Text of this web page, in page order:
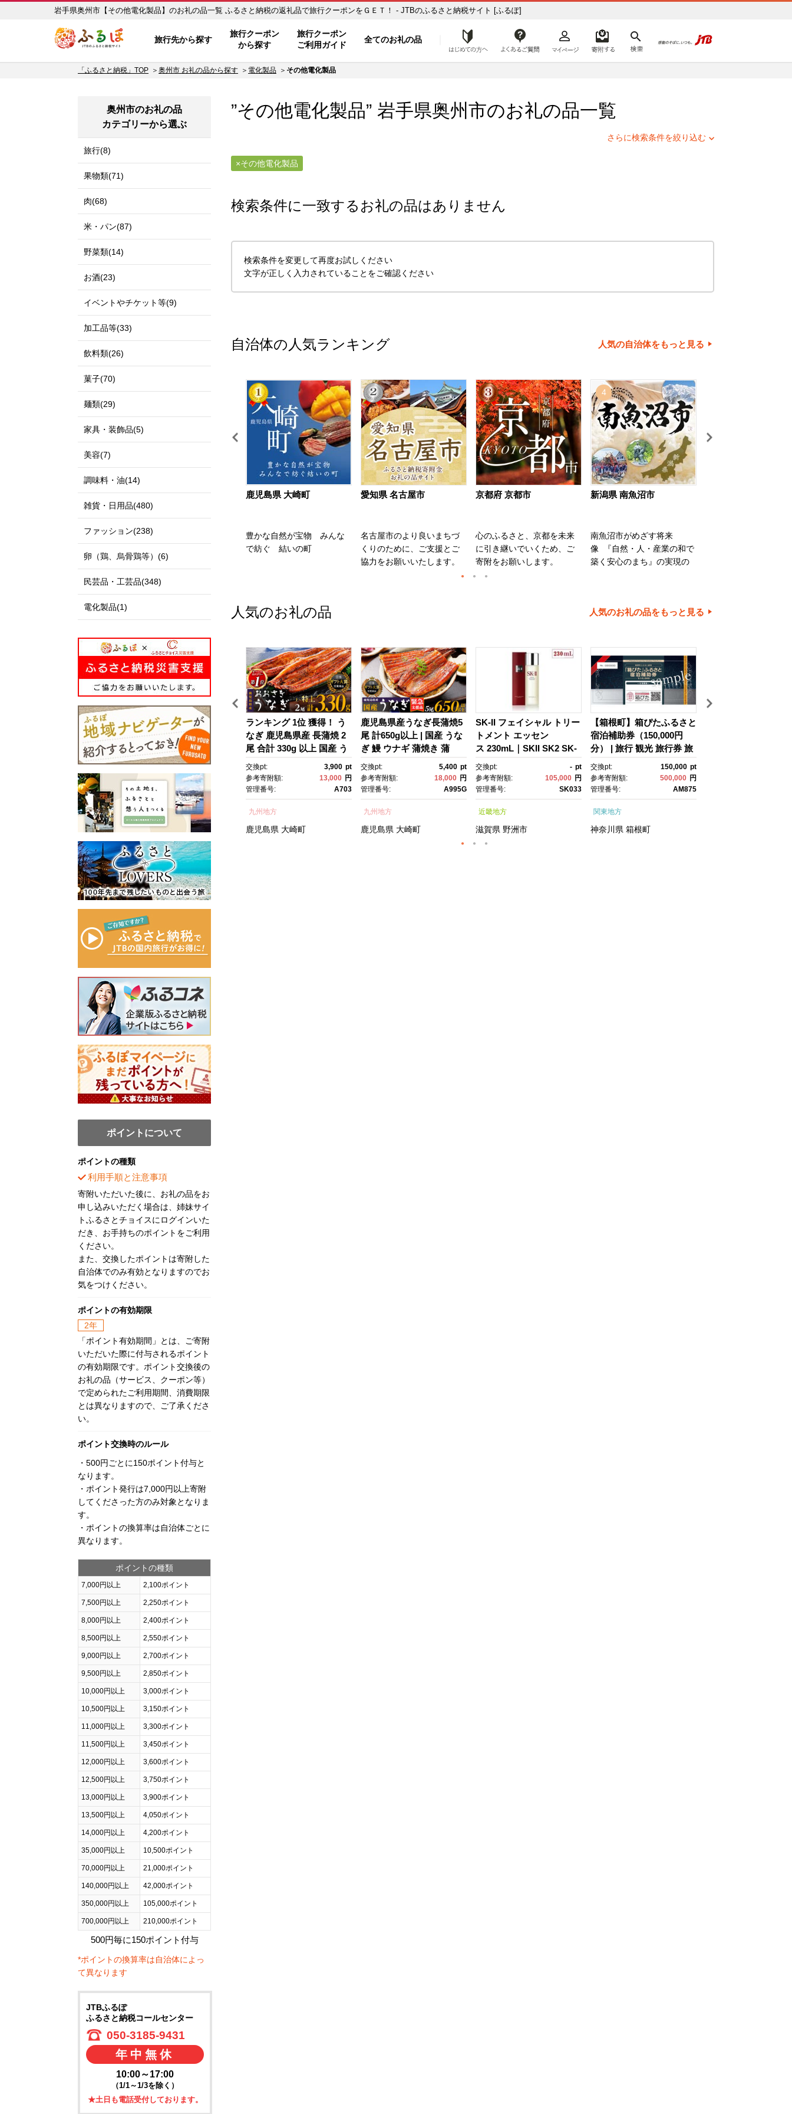
岩手県奥州市【その他電化製品】のお礼の品一覧 ふるさと納税の返礼品で旅行クーポンをＧＥＴ！ - JTBのふるさと納税サイト [ふるぽ]
旅行先から探す
旅行クーポン
から探す
旅行クーポン
ご利用ガイド
全てのお礼の品 はじめての方へ
「ふるさと納税」TOP 奥州市 お礼の品から探す 電化製品 その他電化製品
”その他電化製品” 岩手県奥州市のお礼の品一覧
さらに検索条件を絞り込む
その他電化製品
検索条件に一致するお礼の品はありません
検索条件を変更して再度お試しください
文字が正しく入力されていることをご確認ください
自治体の人気ランキング 人気の自治体をもっと見る
私たちのまち北栄町は、鳥
口約14,000人の町です。
松の景色が美しい北条砂丘
を望む黒ぼく地帯の丘陵地
この豊かな自然環境を生か
し、スイカ、ぶどう、らっ
きょう、長芋などさまざま
な魅力ある農産物が生み出
また、漫画「名探偵コナ
ン」の作者である青山剛昌
氏の出身地であり、駅構内
に「名探偵コナン」の装飾
良駅）や青山氏の思い出の
所蔵物や作品が展示された
青山剛昌ふるさと館をはじ
め、駅から青山剛昌ふるさ
と館までの約1.4kmを「コナ
ン通り」と名付け、キャラ
クターのブロンズ像やカラ
ーオブジェが点在するなど
「名探偵コナンに会えるま
ち」づくりを進めていま
町を応援していただけるみ
なさまと一緒に持続可能な
まちづくりを進めていきま
みなさまの応援をよろしく
12
島根県 出雲市
出雲市は、「神話の國出
とともに、出雲大社、荒神
歴史・文化遺産と、日本
「元気な出雲、活力のある
出雲、笑顔の絶えない出
雲」をモットーに、全国に
誇れる都市づくり、愛着と
誇りが持てる故郷づくりを
展開しています。
出雲市では、出雲市の発展
を願う郷土出身の方々や、
出雲市に心を寄せていただ
く全国のみなさまから、広
いただいたご寄附は「日本
の心のふるさと出雲応援基
金」に積み立て、次年度以
降に、指定された使途に基
づき、出雲の観光や産業、
福祉、教育、環境など幅広
い分野の事業に活用させて
いただきます。
このふるさと寄附をきっか
けに、全国のみなさまとた
くさんのご縁を結びたいと
願っています。ぜひ、この
機会に出雲市への温かいご
支援をよろしくお願いいた
鹿児島県 大崎町
豊かな自然が宝物 みんな
で紡ぐ 結いの町
愛知県 名古屋市
名古屋市のより良いまちづ
くりのために、ご支援とご
協力をお願いいたします。
京都府 京都市
心のふるさと、京都を未来
に引き継いでいくため、ご
寄附をお願いします。
4
新潟県 南魚沼市
南魚沼市がめざす将来
像 『自然・人・産業の和で
築く安心のまち』の実現の
す。
人気のお礼の品 人気のお礼の品をもっと見る
うなぎ 鹿児島県産 長蒲
焼 4尾 合計 660g 以上 国
産 うなぎ 鰻 ウナギ 蒲焼
き 蒲焼 かばやき 魚 魚
介 魚貝 海鮮 うな重 ひつ
まぶし 蒲焼 訳あり ギフ
ト 人気 おすすめ 鹿児島
県 大崎町 大隅半島 鰻 う
なぎ ウナギ 鰻 人気 ウナ
ギ うなぎ おすすめ ランキ
ング うなぎ おいし
い unagi うなぎ 【うなぎ
ぎ unagi 鰻 ウナギ うなぎ
6,600 pt
22,000
A702-NT
【テーラー神谷】 オーダ
ー洋服御誂え券
交換pt:
参考寄附額:
1,000,000
管理番号:
中部地方
愛知県 名古屋市
ランキング 1位 獲得！ う
なぎ 鹿児島県産 長蒲焼 2
尾 合計 330g 以上 国産 う
なぎ 鰻 ウナギ 蒲焼き 蒲
焼 かばやき 魚 魚介 魚
貝 海鮮 うな重 ひつまぶ
気 おすすめ 鹿児島県 大崎
町 大隅半島 A703
交換pt: 3,900 pt
参考寄附額:
13,000 円
管理番号:
A703
九州地方
鹿児島県 大崎町
鹿児島県産うなぎ長蒲焼5
尾 計650g以上 | 国産 うな
ぎ 鰻 ウナギ 蒲焼き 蒲
焼 かばやき unagi うなぎ
蒲焼 土用丑の日 土用の丑
の日 丑の日 魚 魚介 魚
り ギフト 人気 おすす
め 鹿児島県 大崎町 大隅半
交換pt: 5,400 pt
参考寄附額:
18,000 円
管理番号:
A995G
九州地方
鹿児島県 大崎町
SK-II フェイシャル トリー
トメント エッセン
ス 230mL｜SKII SK2 SK-
2 SK エスケーツー エスケ
ーツ エスケｰ ピテラ スキ
ンケア 化粧品 ｺｽﾒ フェイ
センス フェイシャルトリ
ートメント トリートメン
交換pt: - pt
参考寄附額:
105,000 円
管理番号:
SK033
近畿地方
滋賀県 野洲市
【箱根町】箱ぴたふるさと
宿泊補助券（150,000円
分） | 旅行 観光 旅行券 旅
行クーポン クーポン 箱根
町ふるさと納税 神奈川県
ふるさと納税 神奈川県 箱
交換pt: 150,000 pt
参考寄附額:
500,000 円
管理番号:
AM875
関東地方
神奈川県 箱根町
奥州市のお礼の品
カテゴリーから選ぶ
旅行(8)
果物類(71)
肉(68)
米・パン(87)
野菜類(14)
お酒(23)
イベントやチケット等(9)
加工品等(33)
飲料類(26)
菓子(70)
麺類(29)
家具・装飾品(5)
美容(7)
調味料・油(14)
雑貨・日用品(480)
ファッション(238)
卵（鶏、烏骨鶏等）(6)
民芸品・工芸品(348)
電化製品(1)
ポイントについて
ポイントの種類
利用手順と注意事項
寄附いただいた後に、お礼の品をお
申し込みいただく場合は、姉妹サイ
トふるさとチョイスにログインいた
だき、お手持ちのポイントをご利用
ください。
また、交換したポイントは寄附した
自治体でのみ有効となりますのでお
気をつけください。
ポイントの有効期限
2年
「ポイント有効期間」とは、ご寄附
いただいた際に付与されるポイント
の有効期限です。ポイント交換後の
お礼の品（サービス、クーポン等）
で定められたご利用期間、消費期限
とは異なりますので、ご了承くださ
い。
ポイント交換時のルール
・500円ごとに150ポイント付与と
なります。
・ポイント発行は7,000円以上寄附
してくださった方のみ対象となりま
す。
・ポイントの換算率は自治体ごとに
異なります。
ポイントの種類
7,000円以上 2,100ポイント
7,500円以上 2,250ポイント
8,000円以上 2,400ポイント
8,500円以上 2,550ポイント
9,000円以上 2,700ポイント
9,500円以上 2,850ポイント
10,000円以上 3,000ポイント
10,500円以上 3,150ポイント
11,000円以上 3,300ポイント
11,500円以上 3,450ポイント
12,000円以上 3,600ポイント
12,500円以上 3,750ポイント
13,000円以上 3,900ポイント
13,500円以上 4,050ポイント
14,000円以上 4,200ポイント
35,000円以上 10,500ポイント
70,000円以上 21,000ポイント
140,000円以上 42,000ポイント
350,000円以上 105,000ポイント
700,000円以上 210,000ポイント
500円毎に150ポイント付与
*ポイントの換算率は自治体によっ
て異なります
JTBふるぽ
ふるさと納税コールセンター
050-3185-9431
年中無休
10:00～17:00
（1/1～1/3を除く）
★土日も電話受付しております。